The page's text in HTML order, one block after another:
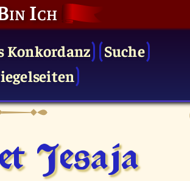
Ich
Konkordanz
Suche
Jesaja